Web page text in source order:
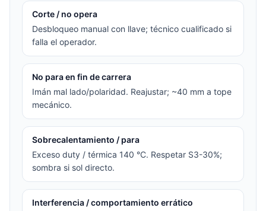
Corte / no opera
Desbloqueo manual con llave; técnico cualificado si
falla el operador.
No para en fin de carrera
Imán mal lado/polaridad. Reajustar; ~40 mm a tope
mecánico.
Sobrecalentamiento / para
Exceso duty / térmica 140 °C. Respetar S3-30%;
sombra si sol directo.
Interferencia / comportamiento errático